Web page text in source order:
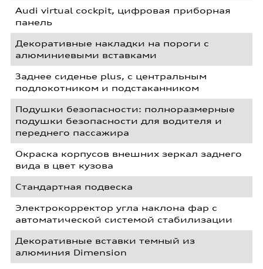
Audi virtual cockpit, цифровая приборная
панель
Декоративные накладки на пороги с
алюминиевыми вставками
Заднее сиденье plus, с центральным
подлокотником и подстаканником
Подушки безопасности: полноразмерные
подушки безопасности для водителя и
переднего пассажира
Окраска корпусов внешних зеркал заднего
вида в цвет кузова
Стандартная подвеска
Электрокорректор угла наклона фар с
автоматической системой стабилизации
Декоративные вставки темный из
алюминия Dimension